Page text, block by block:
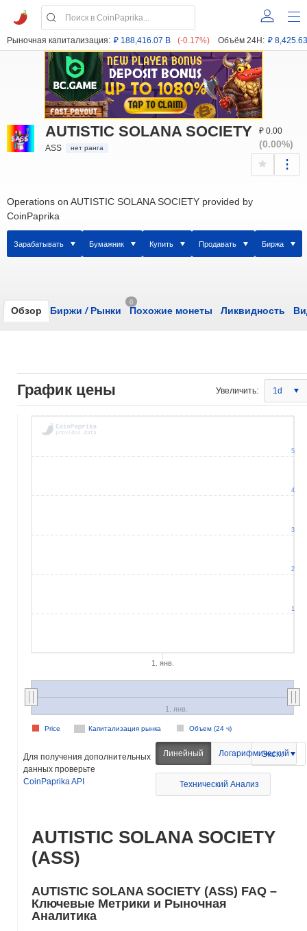
Рыночная капитализация: ₽ 188,416.07 B (-0.17%) Объём 24H: ₽
AUTISTIC SOLANA SOCIETY
ASS нет ранга
₽ 0.00
(0.00%)
Operations on AUTISTIC SOLANA SOCIETY provided by
CoinPaprika
Зарабатывать Бумажник Купить Продавать Биржа
Обзор Биржи /Рынки
0
Похожие монеты Ликвидность
График цены Увеличить: 1d
1. янв.
Капитализация рынка Объем (24 ч)
Price
1. янв.
1
2
3
4
5
Для получения дополнительных
данных проверьте
CoinPaprika API
Линейный Логарифмический
Экспорт
Технический Анализ
AUTISTIC SOLANA SOCIETY
(ASS)
AUTISTIC SOLANA SOCIETY (ASS) FAQ –
Ключевые Метрики и Рыночная
Аналитика